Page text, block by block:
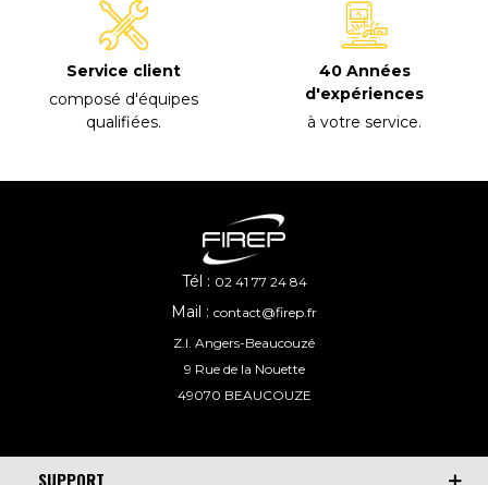
Service client
composé d'équipes
qualifiées.
40 Années
d'expériences
à votre service.
SUPPORT
Tél : 02 41 77 24 84
Mail : contact@firep.fr
Z.I. Angers-Beaucouzé
9 Rue de la Nouette
49070 BEAUCOUZE